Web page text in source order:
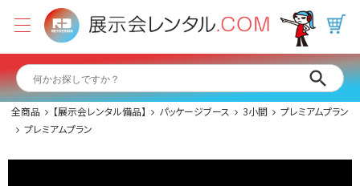
全商品 【展示会レンタル備品】 パッケージブース 3小間
プレミアムプラン
プレミアムプラン